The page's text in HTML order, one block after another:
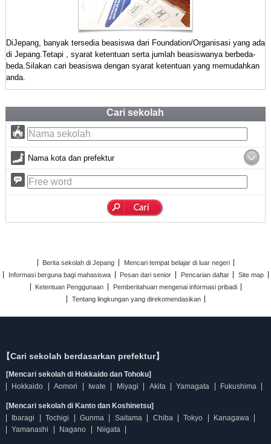
DiJepang, banyak tersedia beasiswa dari Foundation/Organisasi yang ada
di Jepang.Tetapi , syarat ketentuan serta jumlah beasiswanya berbeda-
beda.Silakan cari beasiswa dengan syarat ketentuan yang memudahkan
anda.
Cari sekolah
Nama kota dan prefektur
Berita sekolah di Jepang
Mencari tempat belajar di luar negeri
Informasi berguna bagi mahasiswa
Pesan dari senior Pencarian daftar
Site map
Ketentuan Penggunaan
Pemberitahuan mengenai informasi pribadi
Tentang lingkungan yang direkomendasikan
【Cari sekolah berdasarkan prefektur】
[Mencari sekolah di Hokkaido dan Tohoku]
Hokkaido
Aomori Iwate Miyagi Akita Yamagata Fukushima
[Mencari sekolah di Kanto dan Koshinetsu]
Ibaragi
Tochigi Gunma Saitama Chiba Tokyo
Kanagawa
Yamanashi
Nagano Niigata